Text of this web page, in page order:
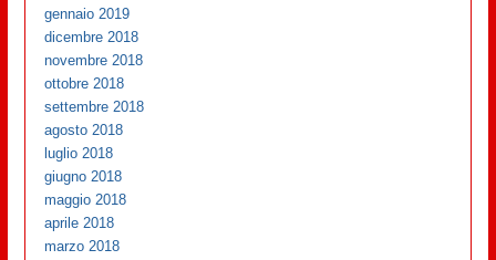
gennaio 2019
dicembre 2018
novembre 2018
ottobre 2018
settembre 2018
agosto 2018
luglio 2018
giugno 2018
maggio 2018
aprile 2018
marzo 2018